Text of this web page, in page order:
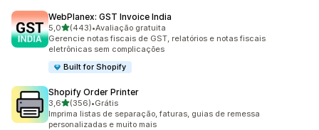
WebPlanex: GST Invoice India
5,0de 5 estrelas
(443)
443 avaliações ao todo
•Avaliação gratuita
Gerencie notas fiscais de GST, relatórios e notas fiscais
eletrônicas sem complicações
Built for Shopify
Shopify Order Printer
3,6de 5 estrelas
(356)
356 avaliações ao todo
•Grátis
Imprima listas de separação, faturas, guias de remessa
personalizadas e muito mais